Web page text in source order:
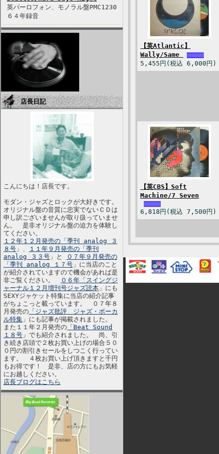
英パーロフォン、モノラル盤PMC1230
６４年録音
店長日記
こんにちは！店長です。
モダン・ジャズとロックが大好きです。
オリジナル盤の音質に忠実でないＣＤは
申し訳ございませんが取り扱っていませ
ん。 是非オリジナル盤の迫力を体験し
てください。
１２年１２月発売の「季刊 analog ３
８号 」、
１１年９月発売の「季刊
analog ３３号 」と
０７年９月発売の
「季刊 analog １７号 」に当店のこと
が紹介されていますので機会があれば是
非ご覧ください。
０６年「スイングジ
ャーナル１２月増刊号ジャズ読本 」にも
SEXYジャケット特集に当店の紹介記事
がちょこっと載っています。 ０７年８
月発売の 「ジャズ批評 ジャズ・ボーカ
ル特集 」にも記事が掲載されました。
また１１年２月発売の 「Beat Sound
１８号 」でも紹介されました。 尚、引
き続き店頭で２枚お買い上げの場合５０
０円の割引きセールをしつこく行ってい
ます。 ４枚お買い上げ頂きますと千円
もお得です！ 是非、店の方にもお気軽
にお越しください。
店長ブログはこちら
【英Atlantic】
Wally/Same
5,455円(税込 6,000円)
【英CBS】Soft
Machine/7 Seven
6,818円(税込 7,500円)